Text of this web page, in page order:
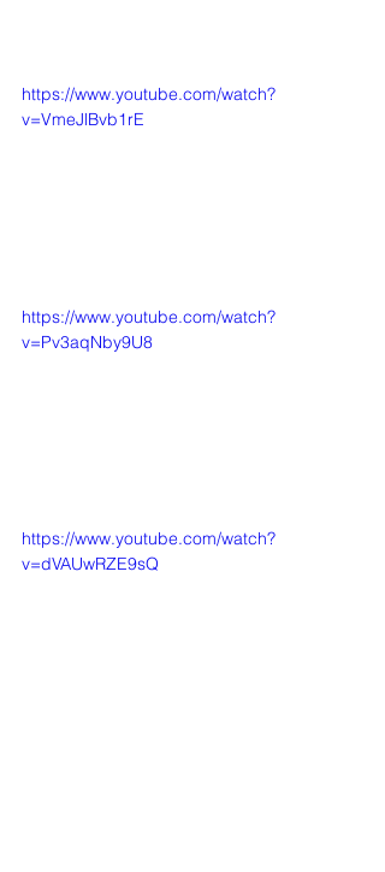
https://www.youtube.com/watch?
v=VmeJlBvb1rE
https://www.youtube.com/watch?
v=Pv3aqNby9U8
https://www.youtube.com/watch?
v=dVAUwRZE9sQ